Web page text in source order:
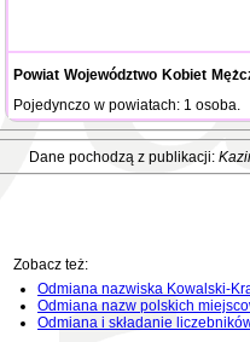
Powiat Województwo Kobiet
Pojedynczo w powiatach: 1 osoba.
Dane pochodzą z publikacji:
Zobacz też:
Odmiana nazwiska Kowalski-
Odmiana nazw polskich
Odmiana i składanie